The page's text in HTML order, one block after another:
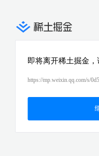
即将离开稀土掘金
https://mp.weixin.qq.com/s/